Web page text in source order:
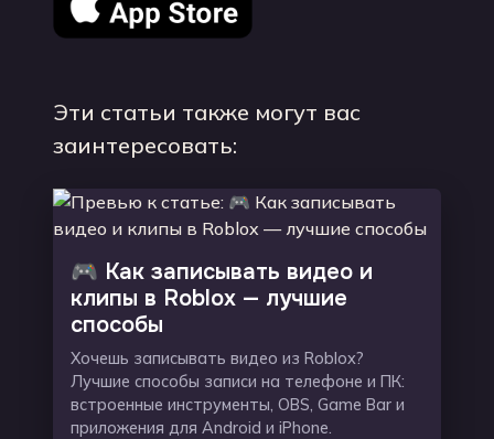
Эти статьи также могут вас
заинтересовать:
🎮 Как записывать видео и
клипы в Roblox — лучшие
способы
Хочешь записывать видео из Roblox?
Лучшие способы записи на телефоне и ПК:
встроенные инструменты, OBS, Game Bar и
приложения для Android и iPhone.